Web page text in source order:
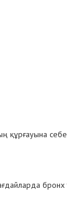
құрғауына
бронх